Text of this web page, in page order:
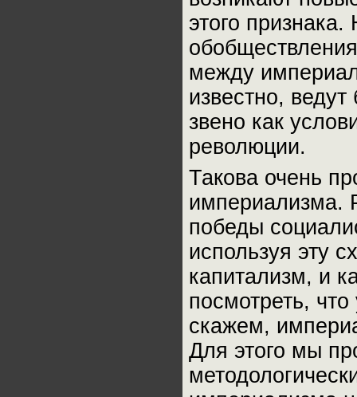
этого
между
известно,
звено как
революции.
Такова очень
империализма.
победы
используя эту
капитализм, и
посмотреть,
скажем,
Для этого мы